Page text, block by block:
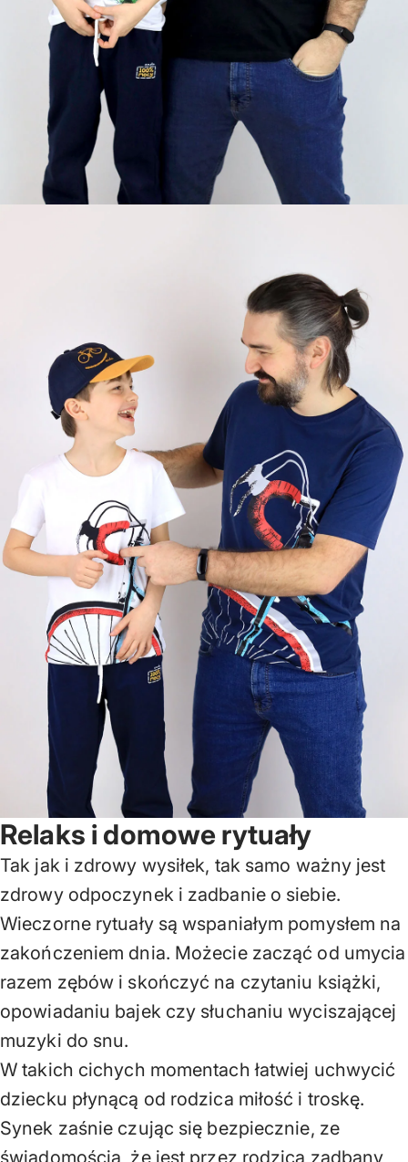
Relaks i domowe rytuały
Tak jak i zdrowy wysiłek, tak samo ważny jest
zdrowy odpoczynek i zadbanie o siebie.
Wieczorne rytuały są wspaniałym pomysłem na
zakończeniem dnia. Możecie zacząć od umycia
razem zębów i skończyć na czytaniu książki,
opowiadaniu bajek czy słuchaniu wyciszającej
muzyki do snu.
W takich cichych momentach łatwiej uchwycić
dziecku płynącą od rodzica miłość i troskę.
Synek zaśnie czując się bezpiecznie, ze